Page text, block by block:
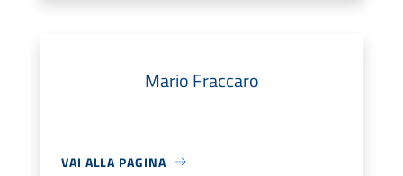
Mario Fraccaro
VAI ALLA PAGINA